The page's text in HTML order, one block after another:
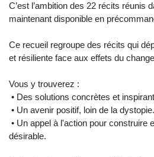
C’est l’ambition des 22 récits réunis
maintenant disponible en
Ce recueil regroupe des récits qui
et résiliente face aux effets du
Vous y trouverez :
• Des solutions concrètes et
• Un avenir positif, loin de la dystopie.
• Un appel à l'action pour construire
désirable.